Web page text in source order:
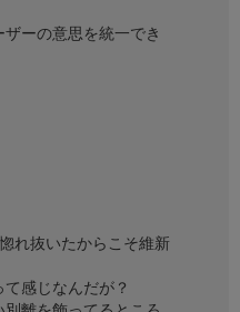
ーの意思を統一でき
れ抜いたからこそ維新
感じなんだが？